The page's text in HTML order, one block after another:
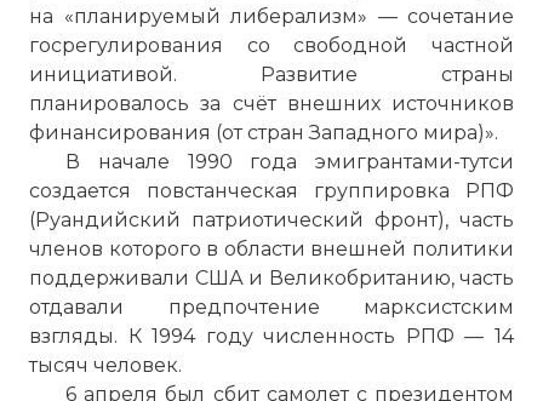
на «планируемый либерализм» — сочетание
госрегулирования со свободной частной
инициативой. Развитие страны
планировалось за счёт внешних источников
финансирования (от стран Западного мира)».
В начале 1990 года эмигрантами-тутси
создается повстанческая группировка РПФ
(Руандийский патриотический фронт), часть
членов которого в области внешней политики
поддерживали США и Великобританию, часть
отдавали предпочтение марксистским
взгляды. К 1994 году численность РПФ — 14
тысяч человек.
6 апреля был сбит самолет с президентом